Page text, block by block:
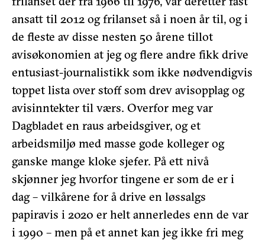
ansatt til 2012 og frilanset så i noen år til, og i
de fleste av disse nesten 50 årene tillot
avisøkonomien at jeg og flere andre fikk drive
entusiast-journalistikk som ikke nødvendigvis
toppet lista over stoff som drev avisopplag og
avisinntekter til værs. Overfor meg var
Dagbladet en raus arbeidsgiver, og et
arbeidsmiljø med masse gode kolleger og
ganske mange kloke sjefer. På ett nivå
skjønner jeg hvorfor tingene er som de er i
dag – vilkårene for å drive en løssalgs
papiravis i 2020 er helt annerledes enn de var
i 1990 – men på et annet kan jeg ikke fri meg